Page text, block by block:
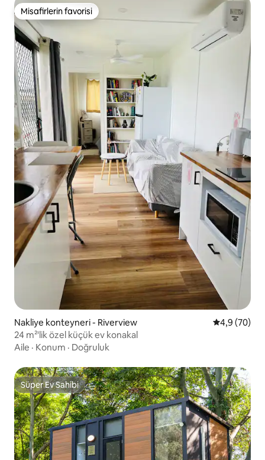
Misafirlerin favorisi
Misafirlerin favorisi
Nakliye konteyneri - Riverview 5 üzerinden
4,9 (70)
24 m²'lik özel küçük ev konakal
Aile · Konum · Doğruluk
Süper Ev Sahibi
Süper Ev Sahibi